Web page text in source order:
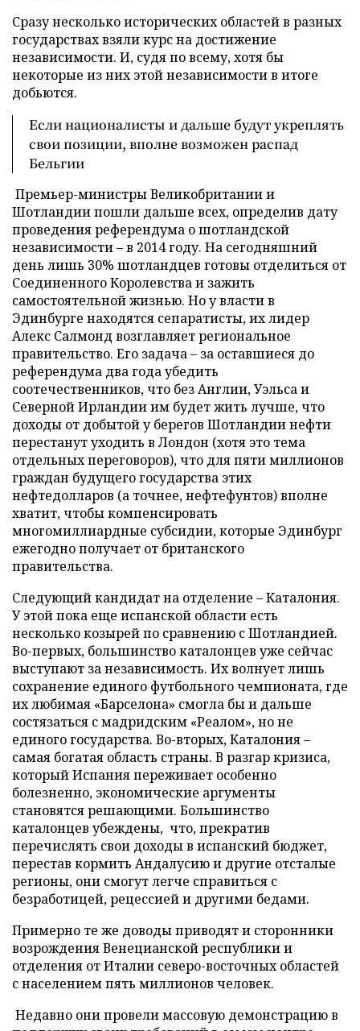
Сразу несколько исторических областей в разных
государствах взяли курс на достижение
независимости. И, судя по всему, хотя бы
некоторые из них этой независимости в итоге
добьются.
Если националисты и дальше будут укреплять
свои позиции, вполне возможен распад
Бельгии
Премьер-министры Великобритании и
Шотландии пошли дальше всех, определив дату
проведения референдума о шотландской
независимости – в 2014 году. На сегодняшний
день лишь 30% шотландцев готовы отделиться от
Соединенного Королевства и зажить
самостоятельной жизнью. Но у власти в
Эдинбурге находятся сепаратисты, их лидер
Алекс Салмонд возглавляет региональное
правительство. Его задача – за оставшиеся до
референдума два года убедить
соотечественников, что без Англии, Уэльса и
Северной Ирландии им будет жить лучше, что
доходы от добытой у берегов Шотландии нефти
перестанут уходить в Лондон (хотя это тема
отдельных переговоров), что для пяти миллионов
граждан будущего государства этих
нефтедолларов (а точнее, нефтефунтов) вполне
хватит, чтобы компенсировать
многомиллиардные субсидии, которые Эдинбург
ежегодно получает от британского
правительства.
Следующий кандидат на отделение – Каталония.
У этой пока еще испанской области есть
несколько козырей по сравнению с Шотландией.
Во-первых, большинство каталонцев уже сейчас
выступают за независимость. Их волнует лишь
сохранение единого футбольного чемпионата, где
их любимая «Барселона» смогла бы и дальше
состязаться с мадридским «Реалом», но не
единого государства. Во-вторых, Каталония –
самая богатая область страны. В разгар кризиса,
который Испания переживает особенно
болезненно, экономические аргументы
становятся решающими. Большинство
каталонцев убеждены, что, прекратив
перечислять свои доходы в испанский бюджет,
перестав кормить Андалусию и другие отсталые
регионы, они смогут легче справиться с
безработицей, рецессией и другими бедами.
Примерно те же доводы приводят и сторонники
возрождения Венецианской республики и
отделения от Италии северо-восточных областей
с населением пять миллионов человек.
Недавно они провели массовую демонстрацию в